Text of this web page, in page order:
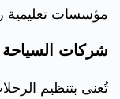
مؤسسات تعليمية
شركات السياحة
تُعنى بتنظيم